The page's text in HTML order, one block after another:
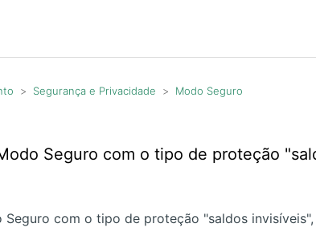
Segurança e Privacidade Modo Seguro
Seguro com o tipo de proteção
Seguro com o tipo de proteção "saldos